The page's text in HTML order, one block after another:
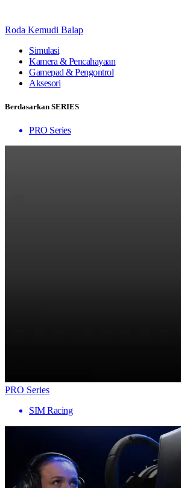
Roda Kemudi Balap
Simulasi
Kamera & Pencahayaan
Gamepad & Pengontrol
Aksesori
Berdasarkan SERIES
PRO Series
PRO Series
SIM Racing